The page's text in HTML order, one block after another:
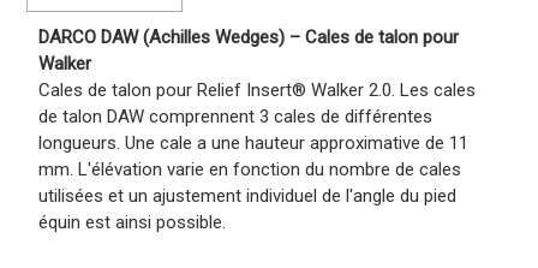
DARCO DAW (Achilles Wedges) – Cales de talon pour
Walker
Cales de talon pour Relief Insert® Walker 2.0. Les cales
de talon DAW comprennent 3 cales de différentes
longueurs. Une cale a une hauteur approximative de 11
mm. L'élévation varie en fonction du nombre de cales
utilisées et un ajustement individuel de l'angle du pied
équin est ainsi possible.